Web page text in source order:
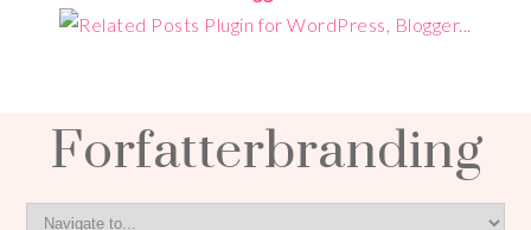
Forfatterbranding